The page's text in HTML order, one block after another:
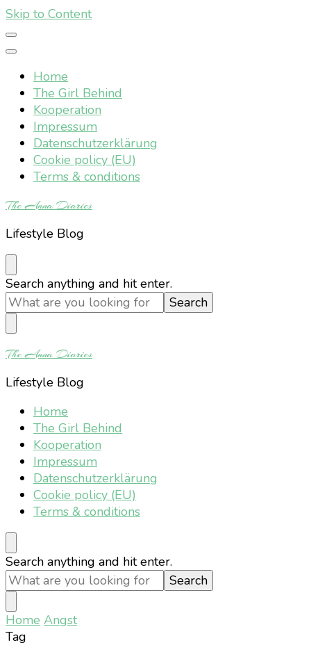
Skip to Content
Home
The Girl Behind
Kooperation
Impressum
Datenschutzerklärung
Cookie policy (EU)
Terms & conditions
The Anna Diaries
Lifestyle Blog
Looking
for
Something?
Search anything and hit enter.
The Anna Diaries
Lifestyle Blog
Home
The Girl Behind
Kooperation
Impressum
Datenschutzerklärung
Cookie policy (EU)
Terms & conditions
Looking
for
Something?
Search anything and hit enter.
Home Angst
Tag